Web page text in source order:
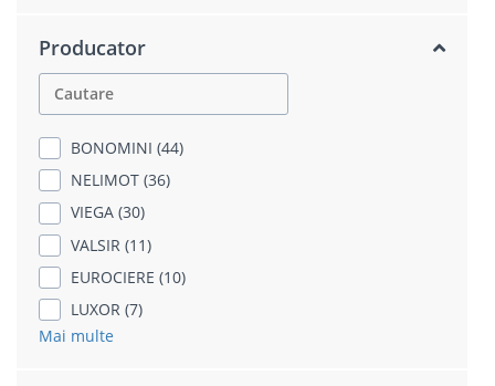
Producator
BONOMINI (44)
NELIMOT (36)
VIEGA (30)
VALSIR (11)
EUROCIERE (10)
LUXOR (7)
Mai multe